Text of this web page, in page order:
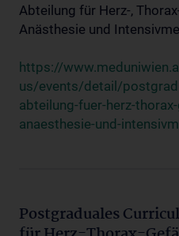
Abteilung für Herz-,
Anästhesie und
https://
us/events/detail/
abteilung-fuer-herz-
anaesthesie-und-
Postgraduales